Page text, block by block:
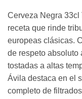
Cerveza Negra 33cl
receta que rinde
europeas clásicas.
de respeto absoluto
tostadas a altas
Ávila destaca en el
completo de